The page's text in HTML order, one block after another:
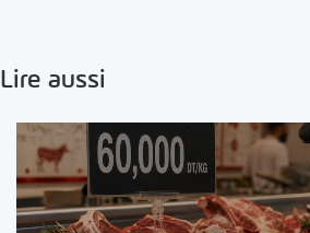
Lire aussi